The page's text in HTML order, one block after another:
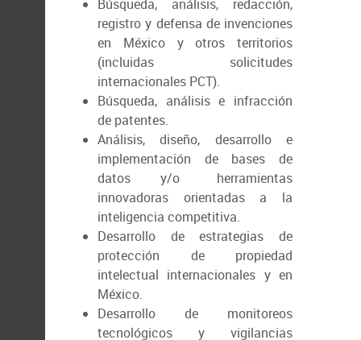
Búsqueda, análisis, redacción,
registro y defensa de invenciones
en México y otros territorios
(incluidas solicitudes
internacionales PCT).
Búsqueda, análisis e infracción
de patentes.
Análisis, diseño, desarrollo e
implementación de bases de
datos y/o herramientas
innovadoras orientadas a la
inteligencia competitiva.
Desarrollo de estrategias de
protección de propiedad
intelectual internacionales y en
México.
Desarrollo de monitoreos
tecnológicos y vigilancias